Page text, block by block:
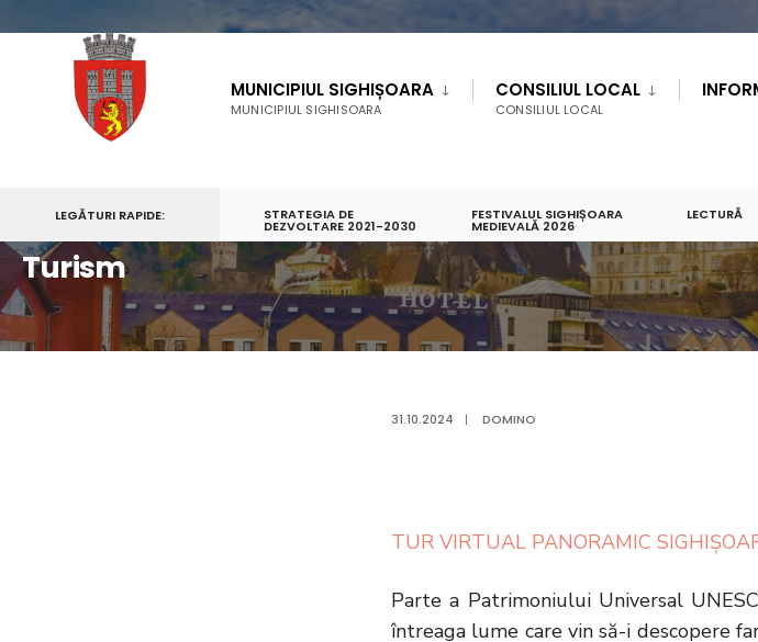
MUNICIPIUL SIGHIȘOARA
MUNICIPIUL SIGHISOARA
CONSILIUL LOCAL
CONSILIUL LOCAL
LEGĂTURI RAPIDE: STRATEGIA DE
DEZVOLTARE 2021-2030
FESTIVALUL SIGHIȘOARA
MEDIEVALĂ 2026
LECTURĂ
Turism
31.10.2024 | DOMINO
TUR VIRTUAL PANORAMIC
Parte a Patrimoniului Universal
întreaga lume care vin să-i descopere